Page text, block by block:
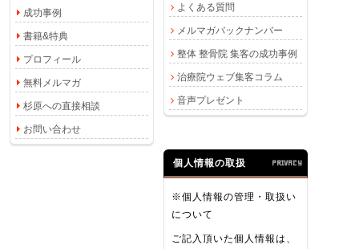
成功事例
書籍&特典
プロフィール
無料メルマガ
杉原への直接相談
お問い合わせ
よくある質問
メルマガバックナンバー
整体 整骨院 集客の成功事例
治療院ウェブ集客コラム
音声プレゼント
個人情報の取扱 PRIVACY
※個人情報の管理・取扱い
について
ご記入頂いた個人情報は、